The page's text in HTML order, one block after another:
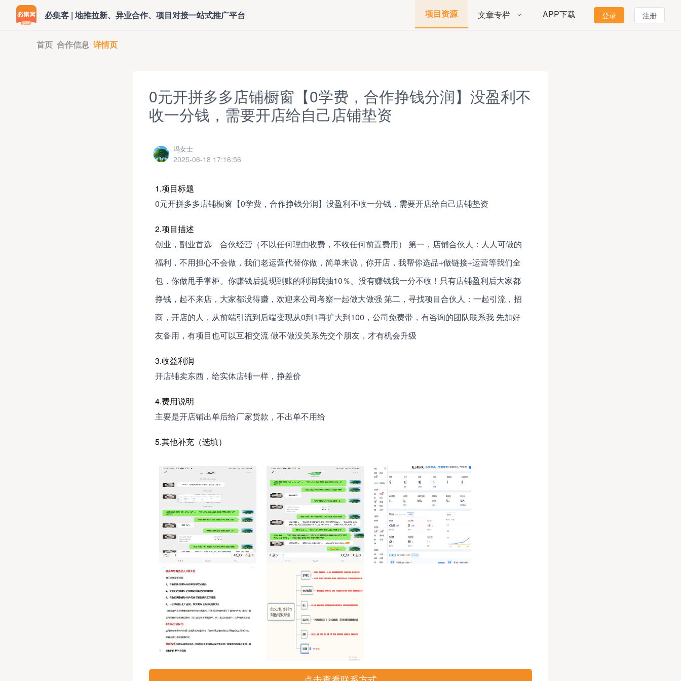
必集客 | 地推拉新、异业合作、项目对接一站式推广平台 项目资源 文章专栏 APP下载 登录 注册
首页 合作信息 详情页
0元开拼多多店铺橱窗【0学费，合作挣钱分润】没盈利不
收一分钱，需要开店给自己店铺垫资
冯女士
2025-06-18 17:16:56
1.项目标题
0元开拼多多店铺橱窗【0学费，合作挣钱分润】没盈利不收一分钱，需要开店给自己店铺垫资
2.项目描述
创业，副业首选 合伙经营（不以任何理由收费，不收任何前置费用） 第一，店铺合伙人：人人可做的
福利，不用担心不会做，我们老运营代替你做，简单来说，你开店，我帮你选品+做链接+运营等我们全
包，你做甩手掌柜。你赚钱后提现到账的利润我抽10％。没有赚钱我一分不收！只有店铺盈利后大家都
挣钱，起不来店，大家都没得赚，欢迎来公司考察一起做大做强 第二，寻找项目合伙人：一起引流，招
商，开店的人，从前端引流到后端变现从0到1再扩大到100，公司免费带，有咨询的团队联系我 先加好
友备用，有项目也可以互相交流 做不做没关系先交个朋友，才有机会升级
3.收益利润
开店铺卖东西，给实体店铺一样，挣差价
4.费用说明
主要是开店铺出单后给厂家货款，不出单不用给
5.其他补充（选填）